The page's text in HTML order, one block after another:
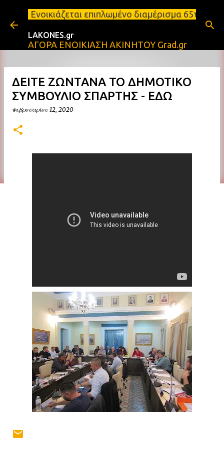
Μετάβαση στο κύριο περιεχόμενο
επιπλωμένο διαμέρισμα 65τ.μ
LAKONES.gr
ΑΓΟΡΑ ΕΝΟΙΚΙΑΣΗ ΑΚΙΝΗΤΟΥ Grad.gr
ΔΕΙΤΕ ΖΩΝΤΑΝΑ ΤΟ ΔΗΜΟΤΙΚΟ
ΣΥΜΒΟΥΛΙΟ ΣΠΑΡΤΗΣ - ΕΔΩ
Φεβρουαρίου 12, 2020